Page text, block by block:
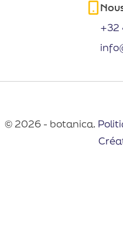
+32
© 2026 - botanica.